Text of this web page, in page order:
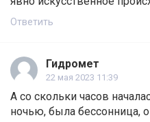
Ответить
Гидромет
22 мая 2023 11:39
А со скольки часов
ночью, была бессонница,